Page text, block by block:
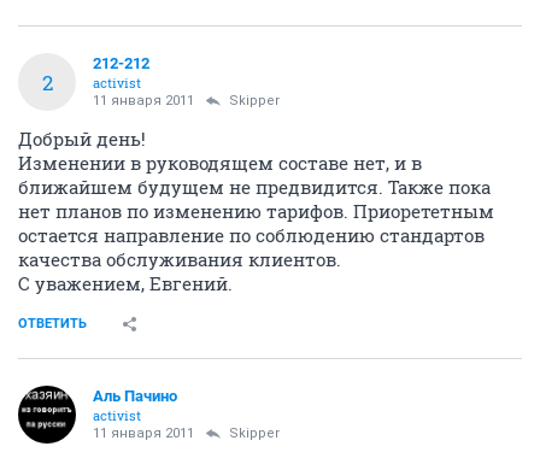
2
212-212
activist
11 января 2011 Skipper
Добрый день!
Изменении в руководящем составе нет, и в
ближайшем будущем не предвидится. Также пока
нет планов по изменению тарифов. Приорететным
остается направление по соблюдению стандартов
качества обслуживания клиентов.
С уважением, Евгений.
ОТВЕТИТЬ
Аль Пачино
activist
11 января 2011 Skipper